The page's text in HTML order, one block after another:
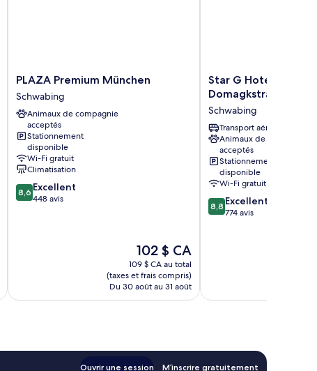
PLAZA
Premium
München
Schwabing
PLAZA Premium München
Schwabing
Animaux de compagnie
acceptés
Stationnement
disponible
Wi-Fi gratuit
Climatisation
8.6
sur
8,6 Excellent
448 avis
Le
prix
est
de
102 $ CA
102 $ CA
109 $ CA au total
(taxes et frais compris)
Du 30 août au 31 août
Star
G
Premium
München
Domagkstraße
Schwabing
Star G Hotel
Domagkstraße
Schwabing
Transport aéroportuaire
Animaux de compagnie
acceptés
Stationnement
disponible
Wi-Fi gratuit
8.8
sur
8,8 Excellent
774 avis
Ouvrir une session M’inscrire gratuitement